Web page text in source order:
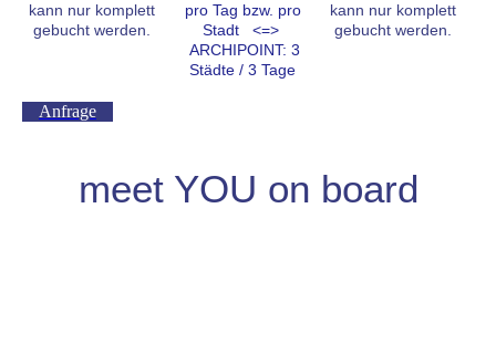
kann nur komplett
gebucht werden.
pro Tag bzw. pro
Stadt <=>
ARCHIPOINT: 3
Städte / 3 Tage
kann nur komplett
gebucht werden.
Anfrage
meet YOU on board